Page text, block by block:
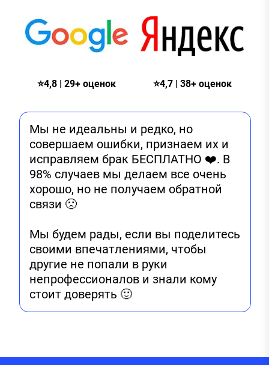
⭐4,8 | 29+ оценок ⭐4,7 | 38+ оценок
Мы не идеальны и редко, но
совершаем ошибки, признаем их и
исправляем брак БЕСПЛАТНО ❤️. В
98% случаев мы делаем все очень
хорошо, но не получаем обратной
связи 🙁
Мы будем рады, если вы поделитесь
своими впечатлениями, чтобы
другие не попали в руки
непрофессионалов и знали кому
стоит доверять 🙂